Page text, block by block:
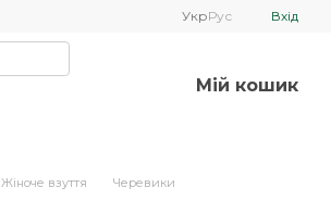
УкрРус Вхід
Мій кошик
Жіноче взуття
Черевики